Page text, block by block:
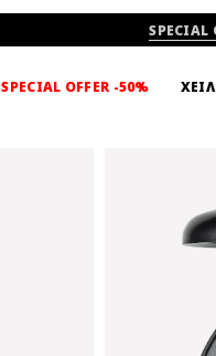
SPECIAL
SPECIAL OFFER -50%